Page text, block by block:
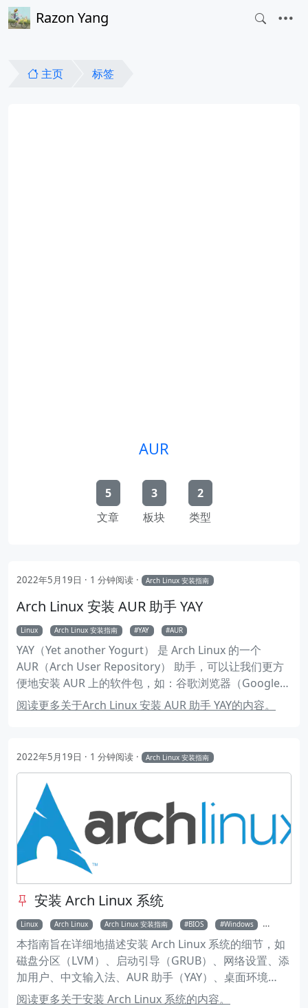
Razon Yang
主页 标签
AUR
5
文章
3
板块
2
类型
2022年5月19日 1 分钟阅读 Arch Linux 安装指南
Arch Linux 安装 AUR 助手 YAY
Linux Arch Linux 安装指南 YAY AUR
YAY（Yet another Yogurt） 是 Arch Linux 的一个
AUR（Arch User Repository） 助手，可以让我们更方
便地安装 AUR 上的软件包，如：谷歌浏览器（Google
Chrome），QQ、TIM、WPS OFFICE 等等。下面介绍
YAY 的安装和使用。
阅读更多关于Arch Linux 安装 AUR 助手 YAY的内容。
2022年5月19日 1 分钟阅读 Arch Linux 安装指南
安装 Arch Linux 系统
Linux Arch Linux Arch Linux 安装指南 BIOS Windows
本指南旨在详细地描述安装 Arch Linux 系统的细节，如
磁盘分区（LVM）、启动引导（GRUB）、网络设置、添
加用户、中文输入法、AUR 助手（YAY）、桌面环境
（KDE）等等。
阅读更多关于安装 Arch Linux 系统的内容。